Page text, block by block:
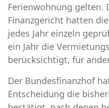
Ferienwohnung gelten.
Finanzgericht hatten
jedes Jahr einzeln
ein Jahr die
berücksichtigt, für
Der Bundesfinanzhof
Entscheidung die